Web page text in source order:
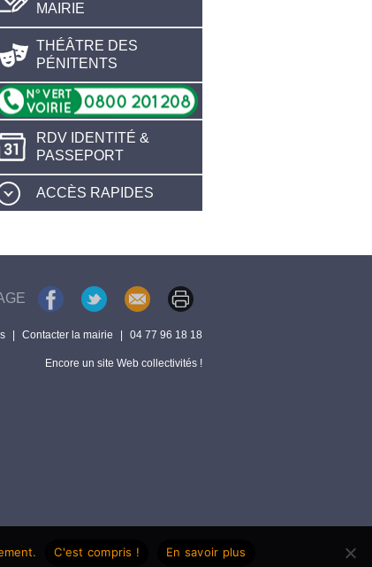
MAIRIE
THÉÂTRE DES
PÉNITENTS
RDV IDENTITÉ &
PASSEPORT
ACCÈS RAPIDES
Contacter la mairie 04 77 96 18 18
Encore un site Web collectivités !
C'est compris ! En savoir plus